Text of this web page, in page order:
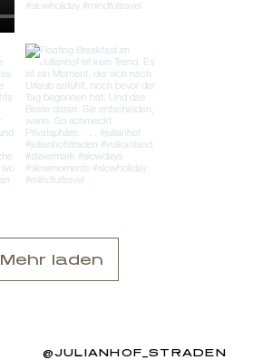
@JULIANHOF_STRADEN
Mehr laden